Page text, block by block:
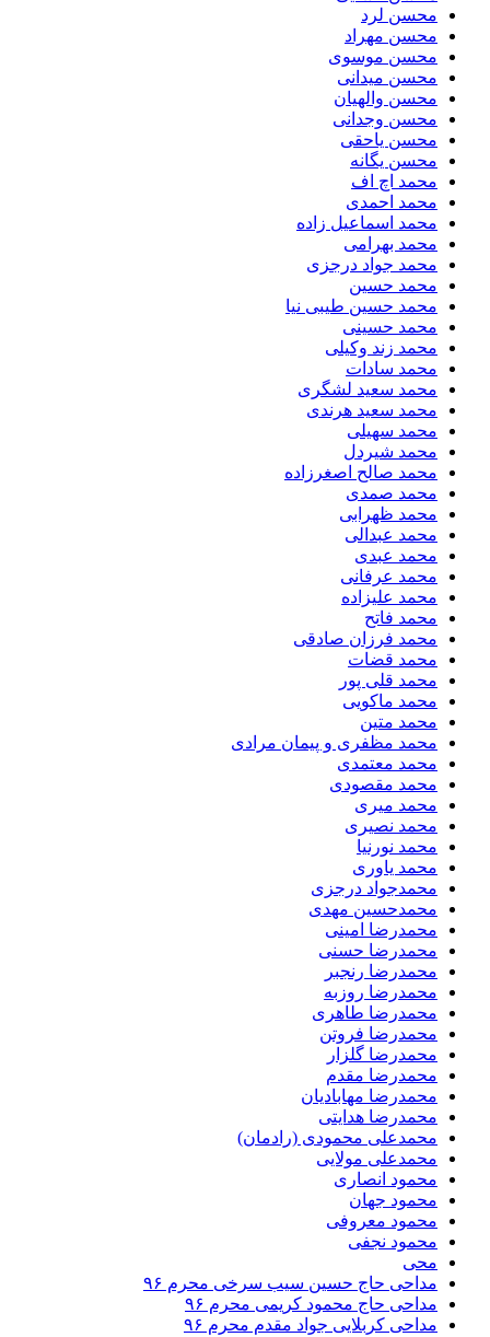
محسن لرد
محسن مهراد
محسن موسوی
محسن میدانی
محسن والهیان
محسن وجدانی
محسن یاحقی
محسن یگانه
محمد اچ اف
محمد احمدی
محمد اسماعیل زاده
محمد بهرامی
محمد جواد درجزی
محمد حسین
محمد حسین طیبی نیا
محمد حسینی
محمد زند وکیلی
محمد سادات
محمد سعید لشگری
محمد سعید هرندی
محمد سهیلی
​محمد شیردل
محمد صالح اصغرزاده
محمد صمدی
محمد ظهرابی
محمد عبدالی
محمد عبدی
محمد عرفانی
محمد علیزاده
محمد فاتح
محمد فرزان صادقی
محمد قضات
محمد قلی پور
محمد ماکویی
محمد متین
محمد مظفری و پیمان مرادی
محمد معتمدی
محمد مقصودی
محمد میری
محمد نصیری
محمد نورنیا
محمد یاوری
محمدجواد درجزی
محمدحسین مهدی
محمدرضا امینی
محمدرضا حسنی
محمدرضا رنجبر
محمدرضا روزبه
محمدرضا طاهری
محمدرضا فروتن
محمدرضا گلزار
محمدرضا مقدم
محمدرضا مهابادیان
محمدرضا هدایتی
محمدعلی محمودی (رادمان)
محمدعلی مولایی
محمود انصاری
محمود جهان
محمود معروفی
محمود نجفی
محی
مداحی حاج حسین سیب سرخی محرم ۹۶
مداحی حاج محمود کریمی محرم ۹۶
مداحی کربلایی جواد مقدم محرم ۹۶